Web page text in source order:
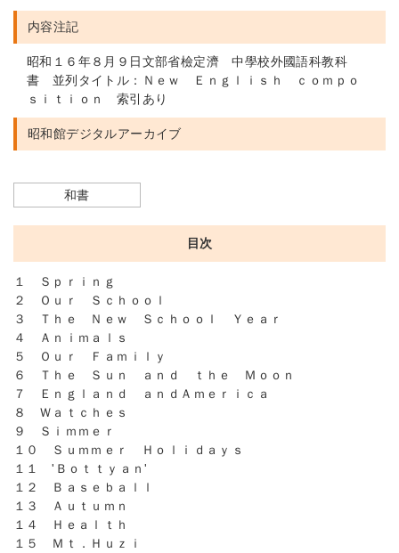
内容注記
昭和１６年８月９日文部省檢定濟 中學校外國語科教科
書 並列タイトル：Ｎｅｗ Ｅｎｇｌｉｓｈ ｃｏｍｐｏ
ｓｉｔｉｏｎ 索引あり
昭和館デジタルアーカイブ
和書
目次
１ Ｓｐｒｉｎｇ
２ Ｏｕｒ Ｓｃｈｏｏｌ
３ Ｔｈｅ Ｎｅｗ Ｓｃｈｏｏｌ Ｙｅａｒ
４ Ａｎｉｍａｌｓ
５ Ｏｕｒ Ｆａｍｉｌｙ
６ Ｔｈｅ Ｓｕｎ ａｎｄ ｔｈｅ Ｍｏｏｎ
７ Ｅｎｇｌａｎｄ ａｎｄＡｍｅｒｉｃａ
８ Ｗａｔｃｈｅｓ
９ Ｓｉｍｍｅｒ
１０ Ｓｕｍｍｅｒ Ｈｏｌｉｄａｙｓ
１１ 'Ｂｏｔｔｙａｎ'
１２ Ｂａｓｅｂａｌｌ
１３ Ａｕｔｕｍｎ
１４ Ｈｅａｌｔｈ
１５ Ｍｔ．Ｈｕｚｉ